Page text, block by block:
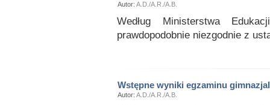
Autor: A.D./A.R./A.B.
Według Ministerstwa
prawdopodobnie niezgodnie z
Wstępne wyniki egzaminu
Autor: A.D./A.R./A.B.